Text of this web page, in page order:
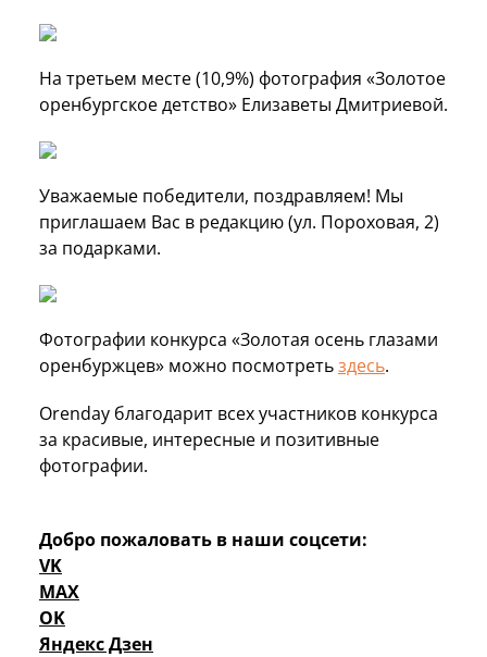
На третьем месте (10,9%) фотография «Золотое
оренбургское детство» Елизаветы Дмитриевой.
Уважаемые победители, поздравляем! Мы
приглашаем Вас в редакцию (ул. Пороховая, 2)
за подарками.
Фотографии конкурса «Золотая осень глазами
оренбуржцев» можно посмотретьздесь.
Orenday благодарит всех участников конкурса
за красивые, интересные и позитивные
фотографии.
Добро пожаловать в наши соцсети:
VK
MAX
OK
Яндекс Дзен